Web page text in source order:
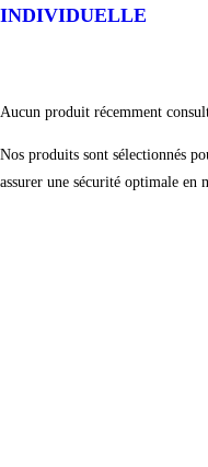
INDIVIDUELLE
Aucun produit récemment
Nos produits sont sélectionnés
assurer une sécurité optimale en